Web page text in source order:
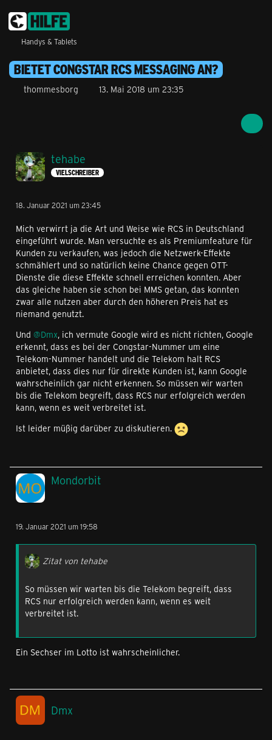
Handys & Tablets
BIETET CONGSTAR RCS MESSAGING AN?
thommesborg 13. Mai 2018 um 23:35
tehabe
VIELSCHREIBER
18. Januar 2021 um 23:45
Mich verwirrt ja die Art und Weise wie RCS in Deutschland
eingeführt wurde. Man versuchte es als Premiumfeature für
Kunden zu verkaufen, was jedoch die Netzwerk-Effekte
schmählert und so natürlich keine Chance gegen OTT-
Dienste die diese Effekte schnell erreichen konnten. Aber
das gleiche haben sie schon bei MMS getan, das konnten
zwar alle nutzen aber durch den höheren Preis hat es
niemand genutzt.
Und @Dmx, ich vermute Google wird es nicht richten, Google
erkennt, dass es bei der Congstar-Nummer um eine
Telekom-Nummer handelt und die Telekom halt RCS
anbietet, dass dies nur für direkte Kunden ist, kann Google
wahrscheinlich gar nicht erkennen. So müssen wir warten
bis die Telekom begreift, dass RCS nur erfolgreich werden
kann, wenn es weit verbreitet ist.
Ist leider müßig darüber zu diskutieren.
Mondorbit
19. Januar 2021 um 19:58
Zitat von tehabe
So müssen wir warten bis die Telekom begreift, dass
RCS nur erfolgreich werden kann, wenn es weit
verbreitet ist.
Ein Sechser im Lotto ist wahrscheinlicher.
Dmx